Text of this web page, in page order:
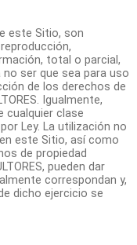
este Sitio, son
reproducción,
total o parcial,
no ser que sea para uso
de los derechos de
Igualmente,
cualquier clase
Ley. La utilización no
este Sitio, así como
de propiedad
pueden dar
correspondan y,
dicho ejercicio se